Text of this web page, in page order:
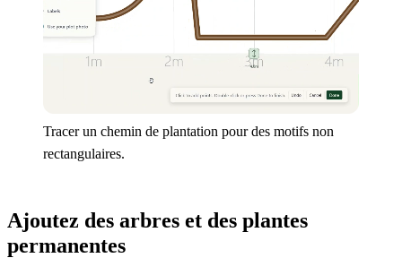
Tracer un chemin de plantation pour des motifs non
rectangulaires.
Ajoutez des arbres et des plantes
permanentes